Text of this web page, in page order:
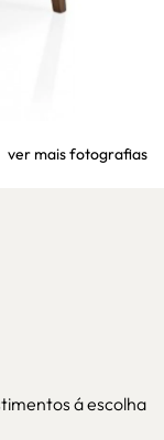
ver mais fotografias
á escolha